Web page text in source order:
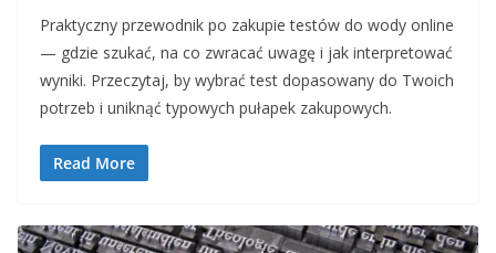
Praktyczny przewodnik po zakupie testów do wody online
— gdzie szukać, na co zwracać uwagę i jak interpretować
wyniki. Przeczytaj, by wybrać test dopasowany do Twoich
potrzeb i uniknąć typowych pułapek zakupowych.
Read More